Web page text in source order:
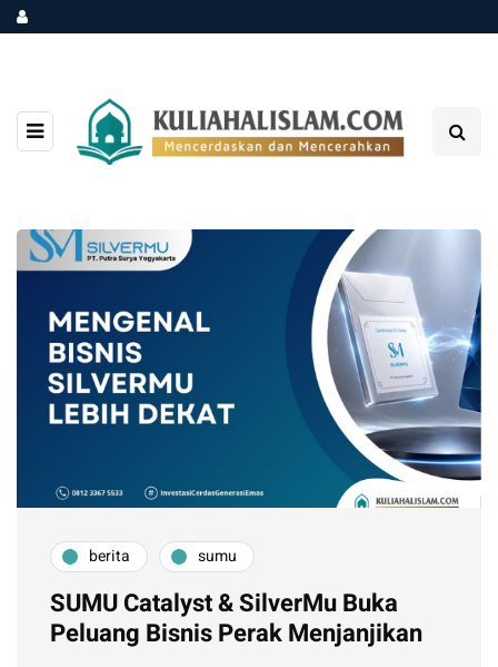
berita sumu
SUMU Catalyst & SilverMu Buka
Peluang Bisnis Perak Menjanjikan